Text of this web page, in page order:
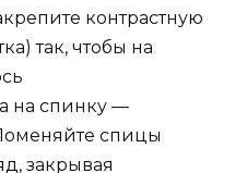
контрастную
так, чтобы на
на спинку —
спицы
закрывая